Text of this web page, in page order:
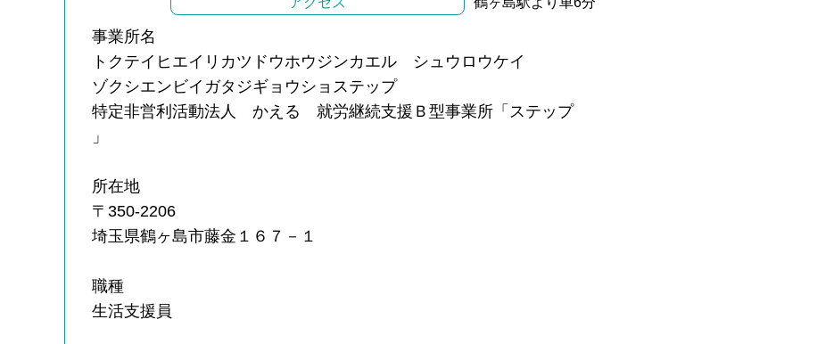
事業所名
トクテイヒエイリカツドウホウジンカエル シュウロウケイ
ゾクシエンビイガタジギョウショステップ
特定非営利活動法人 かえる 就労継続支援Ｂ型事業所「ステップ
」
所在地
〒350-2206
埼玉県鶴ヶ島市藤金１６７－１
職種
生活支援員